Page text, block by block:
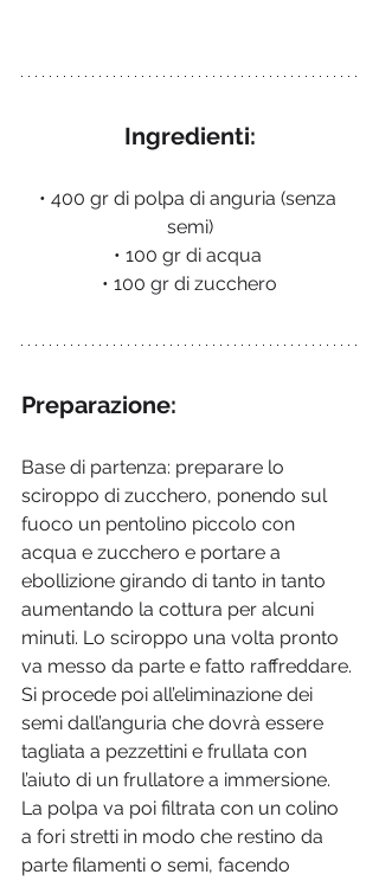
Ingredienti:
• 400 gr di polpa di anguria (senza
semi)
• 100 gr di acqua
• 100 gr di zucchero
Preparazione:
Base di partenza: preparare lo
sciroppo di zucchero, ponendo sul
fuoco un pentolino piccolo con
acqua e zucchero e portare a
ebollizione girando di tanto in tanto
aumentando la cottura per alcuni
minuti. Lo sciroppo una volta pronto
va messo da parte e fatto raffreddare.
Si procede poi all’eliminazione dei
semi dall’anguria che dovrà essere
tagliata a pezzettini e frullata con
l’aiuto di un frullatore a immersione.
La polpa va poi filtrata con un colino
a fori stretti in modo che restino da
parte filamenti o semi, facendo